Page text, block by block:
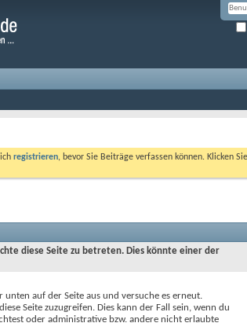
registrieren, bevor Sie Beiträge verfassen können. Klicken
diese Seite zu betreten. Dies könnte einer der
auf der Seite aus und versuche es erneut.
Seite zuzugreifen. Dies kann der Fall sein, wenn du
oder administrative bzw. andere nicht erlaubte